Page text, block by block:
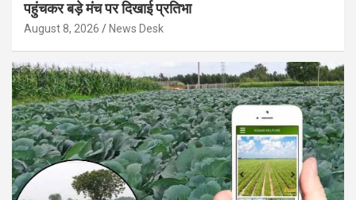
पहुंचकर बड़े मंच पर दिखाई प्रतिभा
August 8, 2026 News Desk